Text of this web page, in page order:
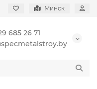
Минск
685 26 71